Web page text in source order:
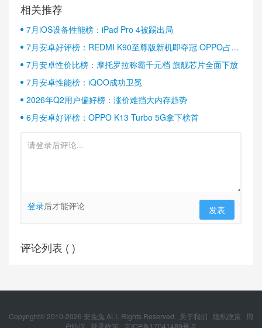
相关推荐
7月iOS设备性能榜：iPad Pro 4被踢出局
7月安卓好评榜：REDMI K90至尊版新机即夺冠 OPPO占据
半壁江山
7月安卓性价比榜：摩托罗拉称霸千元档 旗舰芯片全面下放
7月安卓性能榜：iQOO成功卫冕
2026年Q2用户偏好榜：涨价难挡大内存趋势
6月安卓好评榜：OPPO K13 Turbo 5G拿下榜首
登录后才能评论 发表
评论列表 ( )
Copyright© 2010-2026 安兔兔 ALL Rights Reserved. 关于我们 隐私政策
用
户协议
登录政策 京ICP备17041489号-2